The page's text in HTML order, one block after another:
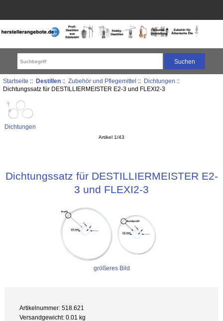
Startseite :: Destillen:: Zubehör und Pflegemittel :: Dichtungen ::
Dichtungssatz für DESTILLIERMEISTER E2-3 und FLEXI2-3
Dichtungen
Artikel 1/43
Dichtungssatz für DESTILLIERMEISTER E2-
3 und FLEXI2-3
größeres Bild
Artikelnummer: 518.621
Versandgewicht: 0.01 kg